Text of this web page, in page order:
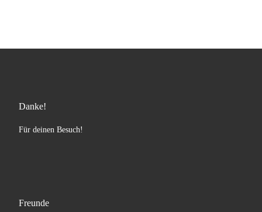
Danke!
Für deinen Besuch!
Freunde